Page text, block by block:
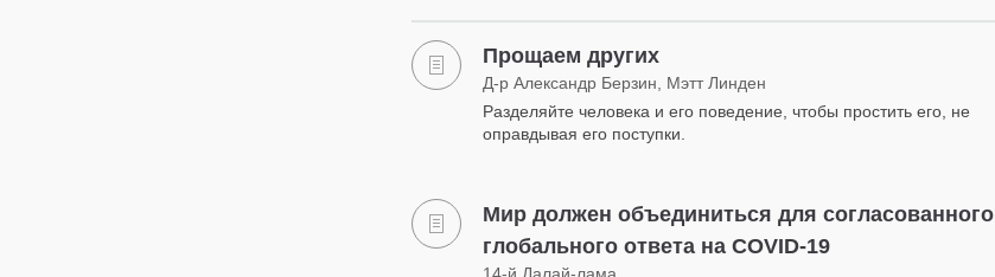
Прощаем других
Д-р Александр Берзин, Мэтт Линден
Разделяйте человека и его поведение, чтобы простить его, не
оправдывая его поступки.
Мир должен объединиться для согласованного
глобального ответа на COVID-19